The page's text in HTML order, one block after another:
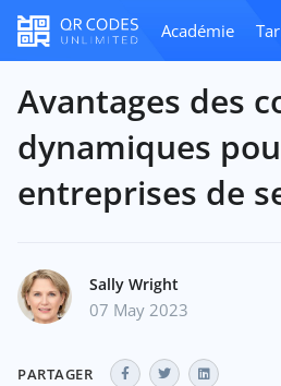
Académie
Avantages des
dynamiques
entreprises de
Sally Wright
07 May 2023
PARTAGER